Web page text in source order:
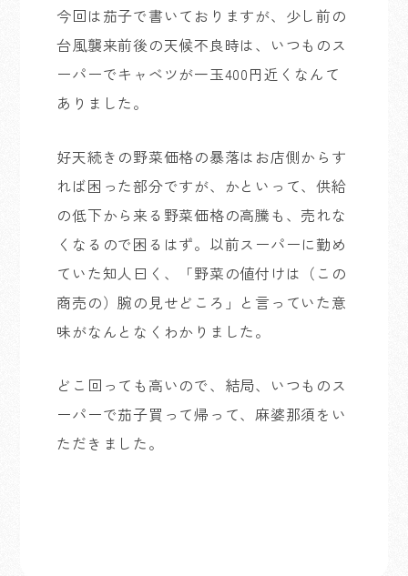
今回は茄子で書いておりますが、少し前の
台風襲来前後の天候不良時は、いつものス
ーパーでキャベツが一玉400円近くなんて
ありました。
好天続きの野菜価格の暴落はお店側からす
れば困った部分ですが、かといって、供給
の低下から来る野菜価格の高騰も、売れな
くなるので困るはず。以前スーパーに勤め
ていた知人曰く、「野菜の値付けは（この
商売の）腕の見せどころ」と言っていた意
味がなんとなくわかりました。
どこ回っても高いので、結局、いつものス
ーパーで茄子買って帰って、麻婆那須をい
ただきました。